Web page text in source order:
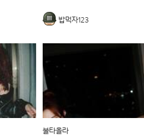
밥먹자123
불타올라